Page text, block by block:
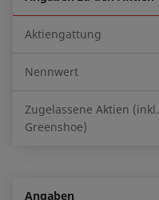
Aktiengattung
Nennwert
Zugelassene Aktien (inkl.
Greenshoe)
Angaben